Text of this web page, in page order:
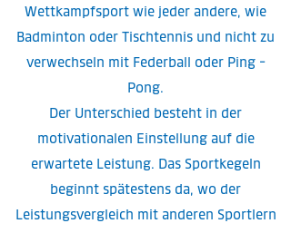
Wettkampfsport wie jeder andere, wie
Badminton oder Tischtennis und nicht zu
verwechseln mit Federball oder Ping -
Pong.
Der Unterschied besteht in der
motivationalen Einstellung auf die
erwartete Leistung. Das Sportkegeln
beginnt spätestens da, wo der
Leistungsvergleich mit anderen Sportlern